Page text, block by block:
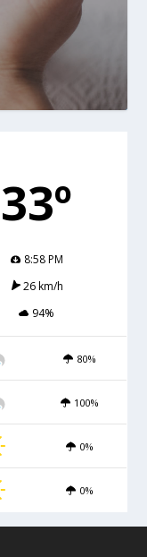
33º
8:58 PM
26 km/h
94%
80%
100%
0%
0%